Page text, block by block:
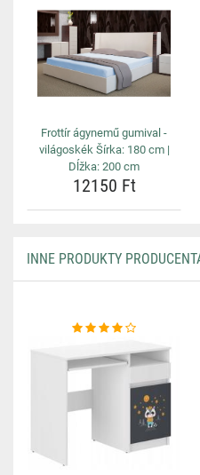
Frottír ágynemű gumival -
világoskék Šírka: 180 cm |
Dĺžka: 200 cm
12150 Ft
INNE PRODUKTY